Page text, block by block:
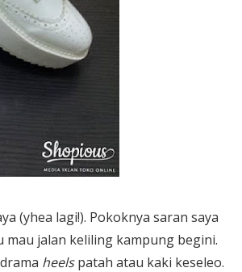
(yhea lagi!). Pokoknya saran saya
mau jalan keliling kampung begini.
heelspatah atau kaki keseleo.